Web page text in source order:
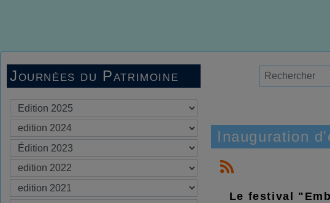
Journées du Patrimoine
Inauguration
Le festival